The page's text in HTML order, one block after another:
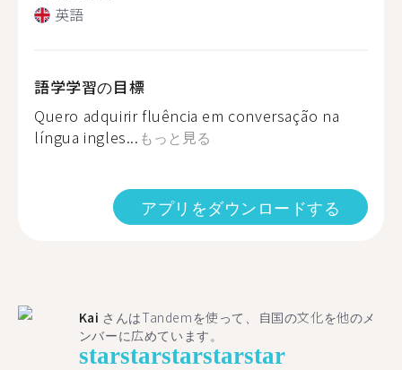
英語
語学学習の目標
Quero adquirir fluência em conversação na
língua ingles... もっと見る
アプリをダウンロードする
Kai さんはTandemを使って、自国の文化を他のメ
ンバーに広めています。
starstarstarstarstar